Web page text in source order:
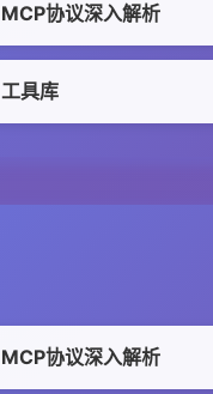
MCP协议深入解析
工具库
MCP协议深入解析